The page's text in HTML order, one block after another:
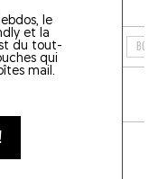
le
et la
du tout-
qui
mail.
D'AZUR
GENRE À